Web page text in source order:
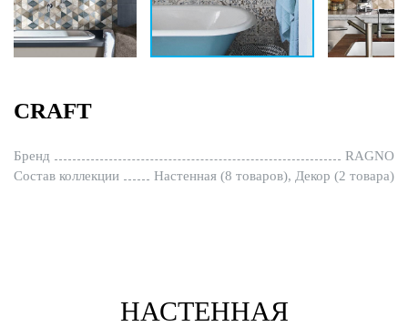
CRAFT
Бренд
RAGNO
Состав коллекции
Настенная (8 товаров), Декор (2 товара)
НАСТЕННАЯ